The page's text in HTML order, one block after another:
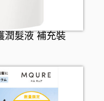
潤髮液 補充裝